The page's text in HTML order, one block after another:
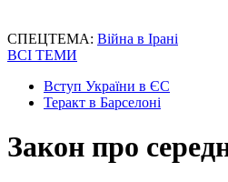
СПЕЦТЕМА: Війна в Ірані
ВСІ ТЕМИ
Вступ України в ЄС
Теракт в Барселоні
Закон про